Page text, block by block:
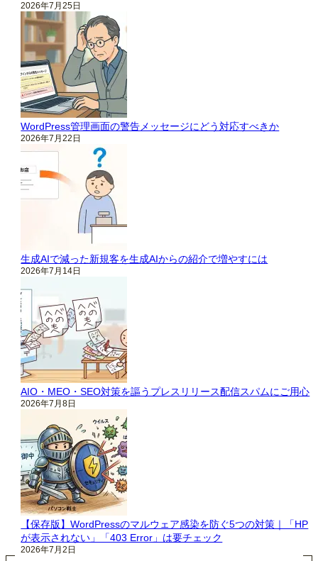
2026年7月25日
WordPress管理画面の警告メッセージにどう対応すべきか
2026年7月22日
生成AIで減った新規客を生成AIからの紹介で増やすには
2026年7月14日
AIO・MEO・SEO対策を謳うプレスリリース配信スパムにご用心
2026年7月8日
【保存版】WordPressのマルウェア感染を防ぐ5つの対策｜「HP
が表示されない」「403 Error」は要チェック
2026年7月2日